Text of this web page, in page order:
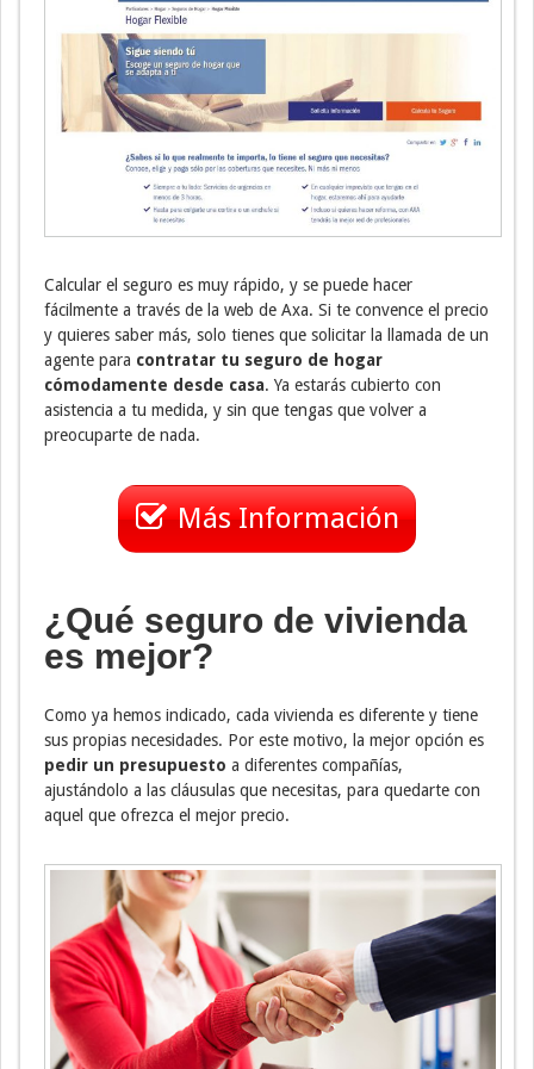
Calcular el seguro es muy rápido, y se puede hacer
fácilmente a través de la web de Axa. Si te convence el precio
y quieres saber más, solo tienes que solicitar la llamada de un
agente para contratar tu seguro de hogar
cómodamente desde casa. Ya estarás cubierto con
asistencia a tu medida, y sin que tengas que volver a
preocuparte de nada.
Más Información
¿Qué seguro de vivienda
es mejor?
Como ya hemos indicado, cada vivienda es diferente y tiene
sus propias necesidades. Por este motivo, la mejor opción es
pedir un presupuesto a diferentes compañías,
ajustándolo a las cláusulas que necesitas, para quedarte con
aquel que ofrezca el mejor precio.